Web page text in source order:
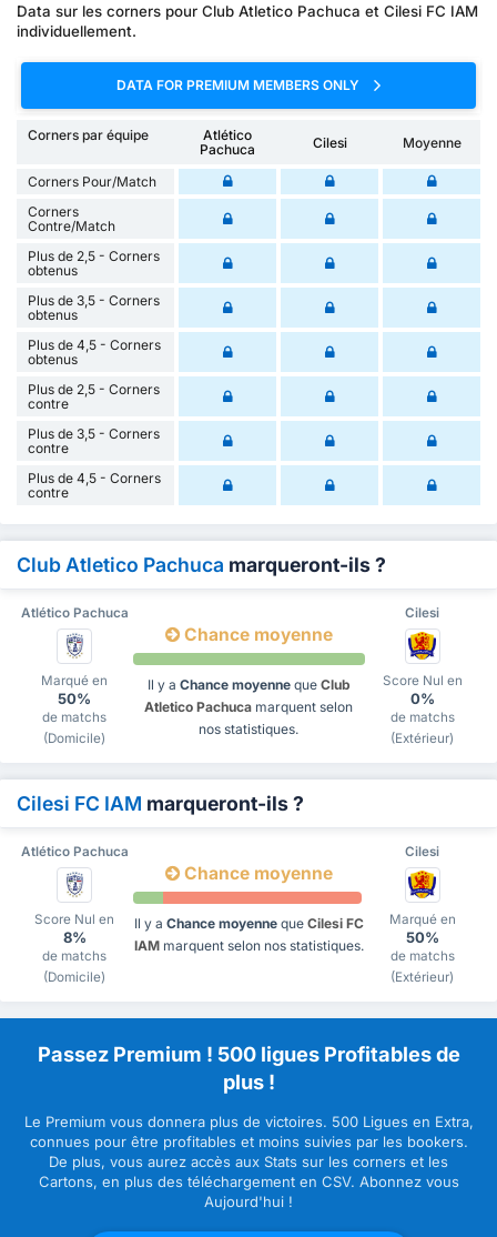
Data sur les corners pour Club Atletico Pachuca et Cilesi FC IAM
individuellement.
DATA FOR PREMIUM MEMBERS ONLY
Corners par équipe
Atlético
Pachuca
Cilesi Moyenne
Corners Pour/Match
Corners
Contre/Match
Plus de 2,5 - Corners
obtenus
Plus de 3,5 - Corners
obtenus
Plus de 4,5 - Corners
obtenus
Plus de 2,5 - Corners
contre
Plus de 3,5 - Corners
contre
Plus de 4,5 - Corners
contre
Club Atletico Pachuca marqueront-ils ?
Atlético Pachuca Cilesi
Marqué en
50%
de matchs
(Domicile)
Chance moyenne
Il y a Chance moyenneque Club
Atletico Pachuca marquent selon
nos statistiques.
Score Nul en
0%
de matchs
(Extérieur)
Cilesi FC IAM marqueront-ils ?
Atlético Pachuca Cilesi
Score Nul en
8%
de matchs
(Domicile)
Chance moyenne
Il y a Chance moyenneque Cilesi FC
IAMmarquent selon nos statistiques.
Marqué en
50%
de matchs
(Extérieur)
Passez Premium ! 500 ligues Profitables de
plus !
Le Premium vous donnera plus de victoires. 500 Ligues en Extra,
connues pour être profitables et moins suivies par les bookers.
De plus, vous aurez accès aux Stats sur les corners et les
Cartons, en plus des téléchargement en CSV. Abonnez vous
Aujourd'hui !